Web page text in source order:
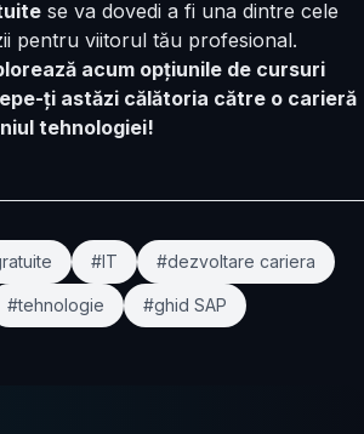
se va dovedi a fi una dintre cele
pentru viitorul tău profesional.
acum opțiunile de cursuri
ți astăzi călătoria către o carieră
tehnologiei!
#IT #dezvoltare cariera
#tehnologie #ghid SAP